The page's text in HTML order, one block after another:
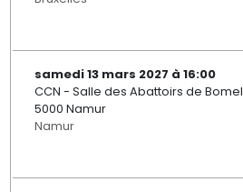
samedi 13 mars 2027 à 16:00
CCN - Salle des Abattoirs de Bomel
5000 Namur
Namur